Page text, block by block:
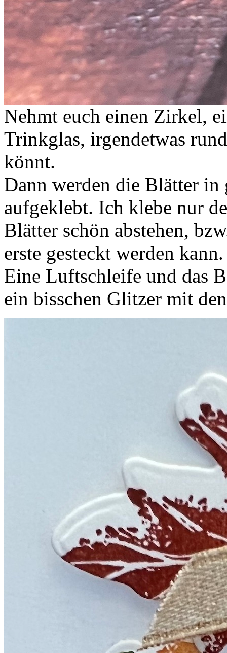
Nehmt euch einen Zirkel,
Trinkglas, irgendetwas
könnt.
Dann werden die Blätter
aufgeklebt. Ich klebe nur
Blätter schön abstehen,
erste gesteckt werden kann.
Eine Luftschleife und das
ein bisschen Glitzer mit